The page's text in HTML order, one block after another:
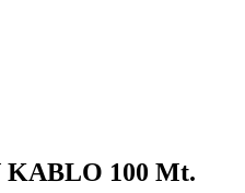
KABLO 100 Mt.